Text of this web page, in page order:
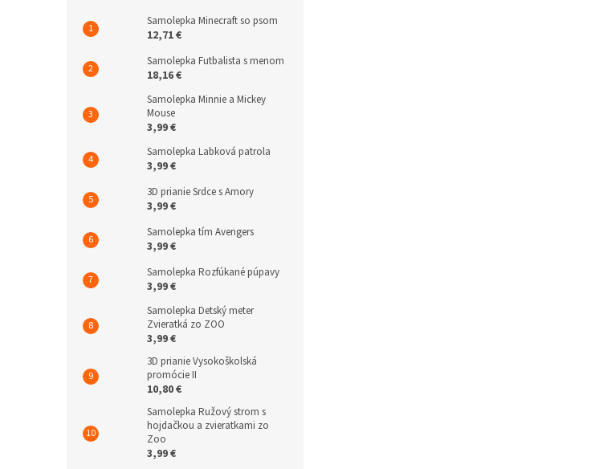
Samolepka Minecraft so psom
12,71 €
Samolepka Futbalista s menom
18,16 €
Samolepka Minnie a Mickey
Mouse
3,99 €
Samolepka Labková patrola
3,99 €
3D prianie Srdce s Amory
3,99 €
Samolepka tím Avengers
3,99 €
Samolepka Rozfúkané púpavy
3,99 €
Samolepka Detský meter
Zvieratká zo ZOO
3,99 €
3D prianie Vysokoškolská
promócie II
10,80 €
Samolepka Ružový strom s
hojdačkou a zvieratkami zo
Zoo
3,99 €